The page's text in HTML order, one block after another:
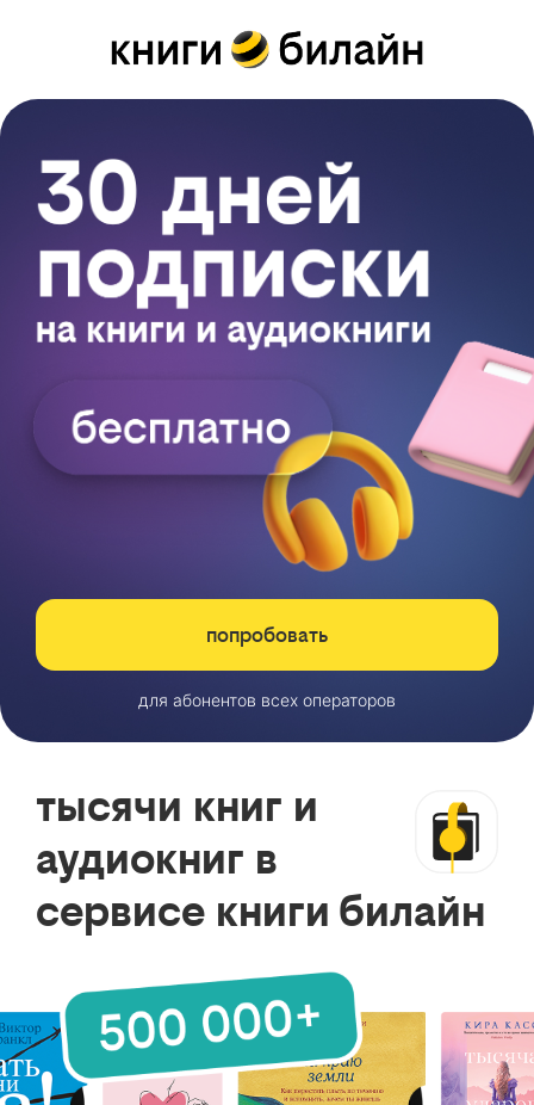
попробовать
для абонентов всех операторов
тысячи книг и
аудиокниг в
сервисе книги билайн